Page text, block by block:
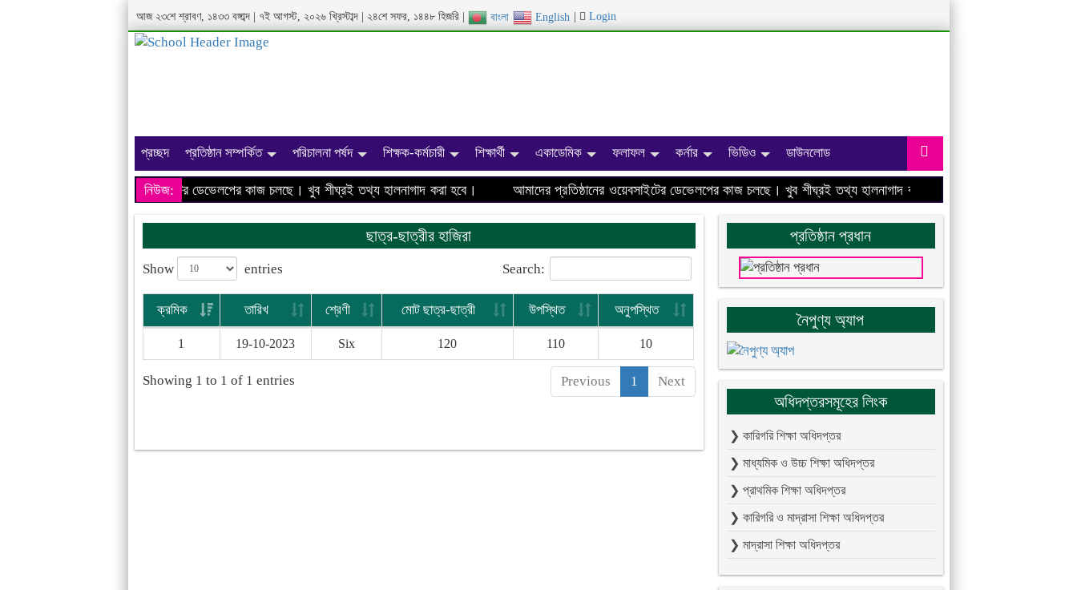
আজ ২৩শে শ্রাবণ, ১৪৩৩ বঙ্গাব্দ | ৭ই আগস্ট, ২০২৬ খ্রিস্টাব্দ | ২৪শে সফর, ১৪৪৮ হিজরি | বাংলা English Login
প্রচ্ছদ প্রতিষ্ঠান সম্পর্কিত পরিচালনা পর্ষদ শিক্ষক-কর্মচারী শিক্ষার্থী একাডেমিক ফলাফল কর্নার ভিডিও ডাউনলোড
নিউজ: আমাদের প্রতিষ্ঠানের ওয়েবসাইটের ডেভেলপের কাজ চলছে। খুব শীঘ্রই তথ্য হালনাগাদ করা হবে।
আমাদের প্রতিষ্ঠানের ওয়েবসাইটের ডেভেলপের কাজ চলছে। খুব শীঘ্রই তথ্য হালনাগাদ করা হবে।
ছাত্র-ছাত্রীর হাজিরা
Show entries Search:
ক্রমিক তারিখ শ্রেণী মোট ছাত্র-ছাত্রী উপস্থিত অনুপস্থিত
1 19-10-2023 Six 120 110 10
Showing 1 to 1 of 1 entries Previous 1 Next
প্রতিষ্ঠান প্রধান
নৈপুণ্য অ্যাপ
অধিদপ্তরসমূহের লিংক
❯ কারিগরি শিক্ষা অধিদপ্তর
❯ মাধ্যমিক ও উচ্চ শিক্ষা অধিদপ্তর
❯ প্রাথমিক শিক্ষা অধিদপ্তর
❯ কারিগরি ও মাদ্রাসা শিক্ষা অধিদপ্তর
❯ মাদ্রাসা শিক্ষা অধিদপ্তর